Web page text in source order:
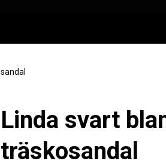
Linda svart
träskosandal